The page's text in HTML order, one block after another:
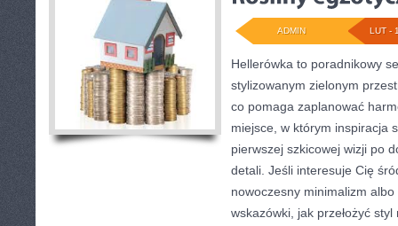
LUT -
ADMIN
Hellerówka to poradnikowy
stylizowanym zielonym
co pomaga zaplanować
miejsce, w którym inspiracja
pierwszej szkicowej wizji po
detali. Jeśli interesuje Cię
nowoczesny minimalizm
wskazówki, jak przełożyć styl